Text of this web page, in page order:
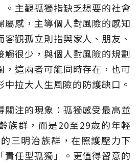
。主觀孤獨指缺乏想要的社會
屬感，主導個人對風險的感知
觀孤立則指與家人、朋友、
觸很少，與個人對風險的規劃
，這兩者可能同時存在，也可
拉大人生風險的防護缺口。
關注的現象：孤獨感受最高並
族群，而是20至29歲的年輕
三明治族群，在照護壓力下
責任型孤獨」。更值得留意的